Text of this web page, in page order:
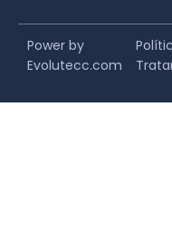
Power by
Evolutecc.com